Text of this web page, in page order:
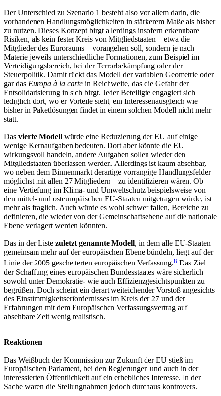
Der Unterschied zu Szenario 1 besteht also vor allem darin, die
vorhandenen Handlungsmöglichkeiten in stärkerem Maße als bisher
zu nutzen. Dieses Konzept birgt allerdings insofern erkennbare
Risiken, als kein fester Kreis von Mitgliedstaaten – etwa die
Mitglieder des Euroraums – vorangehen soll, sondern je nach
Materie jeweils unterschiedliche Formationen, zum Beispiel im
Verteidigungsbereich, bei der Terrorbekämpfung oder der
Steuerpolitik. Damit rückt das Modell der variablen Geometrie oder
gar das Europa à la carte in Reichweite, das die Gefahr der
Entsolidarisierung in sich birgt. Jeder Beteiligte engagiert sich
lediglich dort, wo er Vorteile sieht, ein Interessenausgleich wie
bisher in Paketlösungen findet in einem solchen Modell nicht mehr
statt.
Das vierte Modell würde eine Reduzierung der EU auf einige
wenige Kernaufgaben bedeuten. Dort aber könnte die EU
wirkungsvoll handeln, andere Aufgaben sollen wieder den
Mitgliedstaaten überlassen werden. Allerdings ist kaum absehbar,
wo neben dem Binnenmarkt derartige vorrangige Handlungsfelder –
möglichst mit allen 27 Mitgliedern – zu identifizieren wären. Ob
eine Vertiefung im Klima- und Umweltschutz beispielsweise von
den mittel- und osteuropäischen EU-Staaten mitgetragen würde, ist
mehr als fraglich. Auch würde es wohl schwer fallen, Bereiche zu
definieren, die wieder von der Gemeinschaftsebene auf die nationale
Ebene verlagert werden könnten.
Das in der Liste zuletzt genannte Modell, in dem alle EU-Staaten
gemeinsam mehr auf der europäischen Ebene bündeln, liegt auf der
Linie der 2005 gescheiterten europäischen Verfassung.8 Das Ziel
der Schaffung eines europäischen Bundesstaates wäre sicherlich
sowohl unter Demokratie- wie auch Effizienzgesichtspunkten zu
begrüßen. Doch scheint ein derart weiteichender Vorstoß angesichts
des Einstimmigkeitserfordernisses im Kreis der 27 und der
Erfahrungen mit dem Europäischen Verfassungsvertrag auf
absehbare Zeit wenig realistisch.
Reaktionen
Das Weißbuch der Kommission zur Zukunft der EU stieß im
Europäischen Parlament, bei den Regierungen und auch in der
interessierten Öffentlichkeit auf ein erhebliches Interesse. In der
Sache waren die Stellungnahmen jedoch durchaus kontrovers.